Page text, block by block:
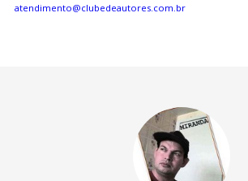
atendimento@clubedeautores.com.br